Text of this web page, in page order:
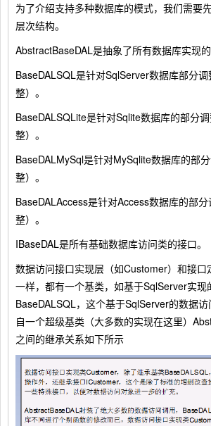
为了介绍支持多种数据库的模式，我们需要
层次结构。
AbstractBaseDAL是抽象了所有数据库实现的
BaseDALSQL是针对SqlServer数据库部分
整）。
BaseDALSQLite是针对Sqlite数据库的部分
整）。
BaseDALMySql是针对MySqlite数据库的部
整）。
BaseDALAccess是针对Access数据库的部
整）。
IBaseDAL是所有基础数据库访问类的接口。
数据访问接口实现层（如Customer）和接口
一样，都有一个基类，如基于SqlServer实现
BaseDALSQL，这个基于SqlServer的数据
自一个超级基类（大多数的实现在这里）
之间的继承关系如下所示